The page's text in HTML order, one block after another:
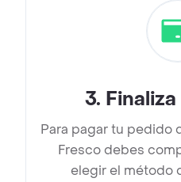
3.
Para pagar tu pedido
Fresco debes
elegir el método